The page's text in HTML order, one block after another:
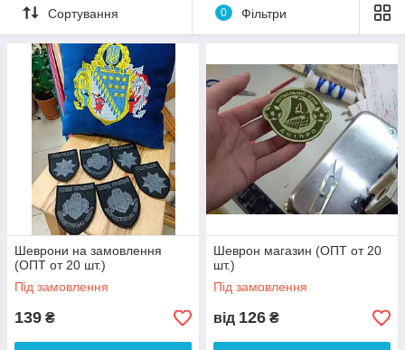
Сортування 0 Фільтри
Шеврони на замовлення
(ОПТ от 20 шт.)
Під замовлення
139 ₴
Шеврон магазин (ОПТ от 20
шт.)
Під замовлення
від 126 ₴